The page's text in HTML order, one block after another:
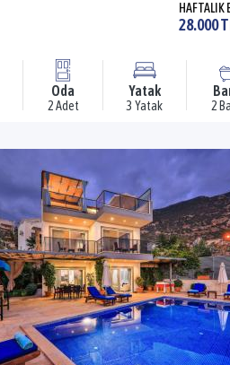
HAFTALIK
28.000
Oda
2 Adet
Yatak
3 Yatak 2